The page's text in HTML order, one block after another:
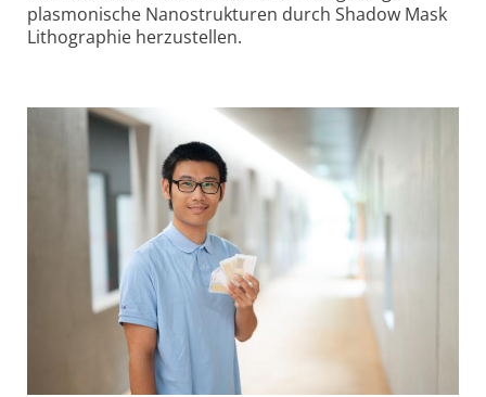
plasmonische Nano­strukturen durch Shadow Mask
Lithographie herzustellen.